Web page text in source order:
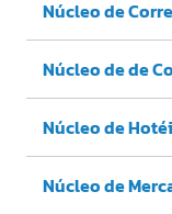
Núcleo de
Núcleo de de
Núcleo de
Núcleo de